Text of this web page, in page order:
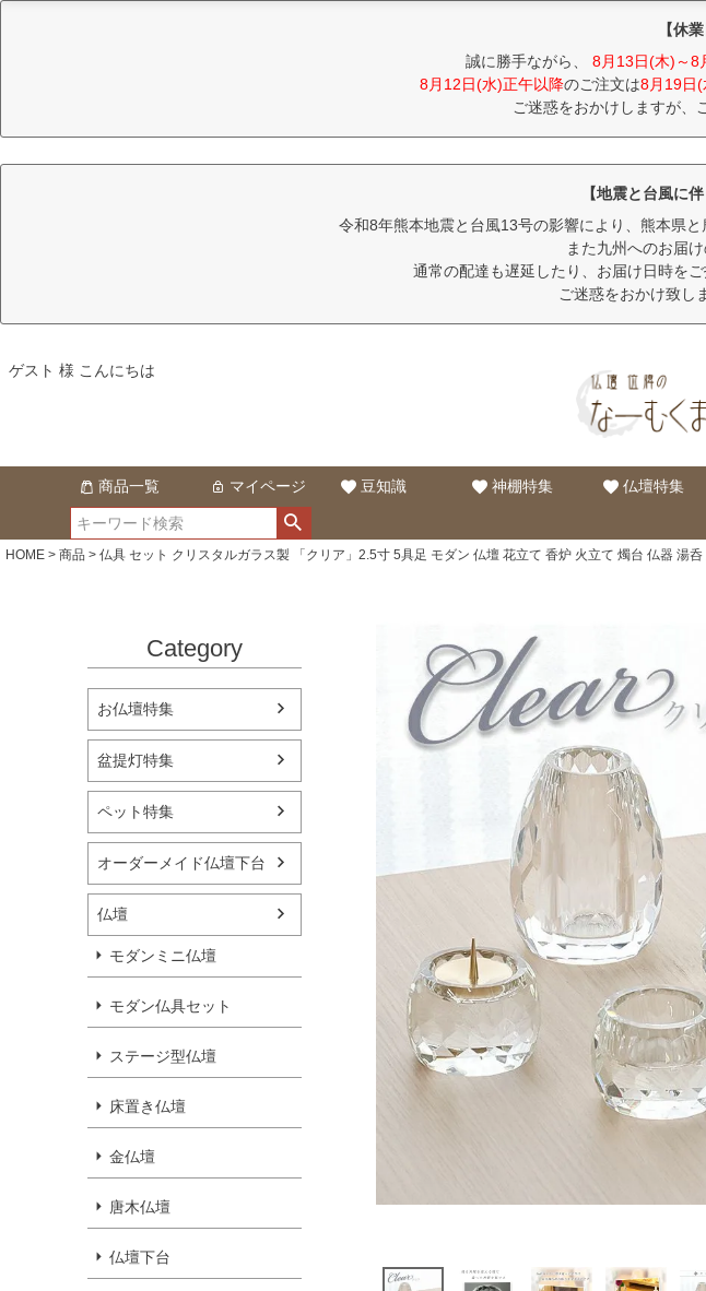
【休
誠に勝手ながら、 8月13日(木)～8
8月12日(水)正午以降のご注文は8月19日(
ご迷惑をおかけしますが、
【地震と台風に
令和8年熊本地震と台風13号の影響により、熊本県
また九州へのお届
通常の配達も遅延したり、お届け日時を
ご迷惑をおかけ致し
ゲスト 様 こんにちは
商品一覧 マイページ 豆知識 神棚特集 仏壇特集
HOME 商品 仏具 セット クリスタルガラス製 「クリア」2.5寸 5具足 モダン 仏壇 花立て 香炉 火立て 燭台 仏器 湯呑
Category
お仏壇特集
盆提灯特集
ペット特集
オーダーメイド仏壇下台
仏壇
モダンミニ仏壇
モダン仏具セット
ステージ型仏壇
床置き仏壇
金仏壇
唐木仏壇
仏壇下台